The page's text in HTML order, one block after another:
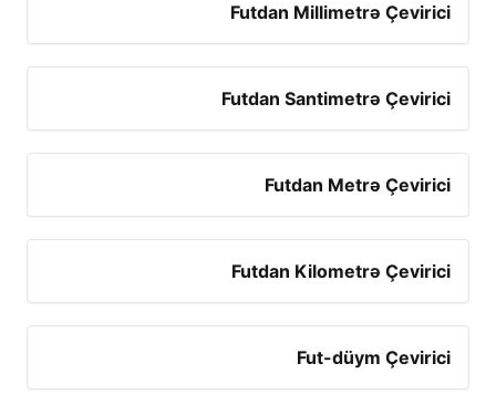
Futdan Millimetrə Çevirici
Futdan Santimetrə Çevirici
Futdan Metrə Çevirici
Futdan Kilometrə Çevirici
Fut-düym Çevirici